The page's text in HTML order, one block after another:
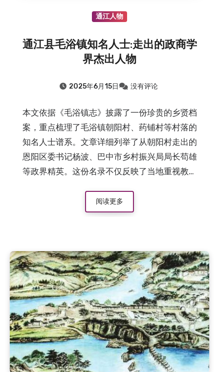
通江人物
通江县毛浴镇知名人士:走出的政商学
界杰出人物
2025年6月15日 没有评论
本文依据《毛浴镇志》披露了一份珍贵的乡贤档
案，重点梳理了毛浴镇朝阳村、药铺村等村落的
知名人士谱系。文章详细列举了从朝阳村走出的
恩阳区委书记杨波、巴中市乡村振兴局局长苟雄
等政界精英。这份名录不仅反映了当地重视教育
化提供了详实的数据支撑。
阅读更多